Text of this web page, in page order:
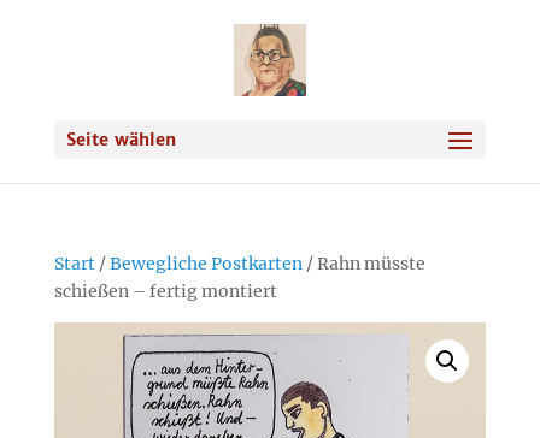
Seite wählen
Start/Bewegliche Postkarten/ Rahn müsste
schießen – fertig montiert